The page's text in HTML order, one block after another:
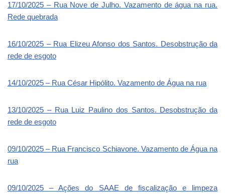
17/10/2025 – Rua Nove de Julho. Vazamento de água na rua.
Rede quebrada
16/10/2025 – Rua Elizeu Afonso dos Santos. Desobstrução da
rede de esgoto
14/10/2025 – Rua César Hipólito. Vazamento de Água na rua
13/10/2025 – Rua Luiz Paulino dos Santos. Desobstrução da
rede de esgoto
09/10/2025 – Rua Francisco Schiavone. Vazamento de Água na
rua
09/10/2025 – Ações do SAAE de fiscalização e limpeza